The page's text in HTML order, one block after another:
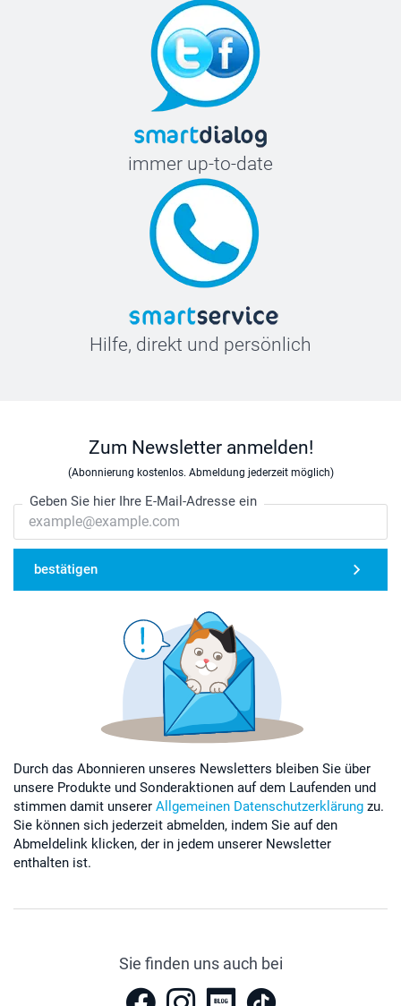
immer up-to-date
Hilfe, direkt und persönlich
Zum Newsletter anmelden!
(Abonnierung kostenlos. Abmeldung jederzeit möglich)
Geben Sie hier Ihre E-Mail-Adresse ein
bestätigen
Durch das Abonnieren unseres Newsletters bleiben Sie über
unsere Produkte und Sonderaktionen auf dem Laufenden und
stimmen damit unserer Allgemeinen Datenschutzerklärung zu.
Sie können sich jederzeit abmelden, indem Sie auf den
Abmeldelink klicken, der in jedem unserer Newsletter
enthalten ist.
Sie finden uns auch bei